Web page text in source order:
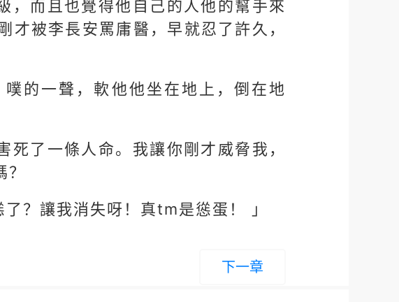
，而且也覺得他自己的人他的幫手來
被李長安罵庸醫，早就忍了許久，
的一聲，軟他他坐在地上，倒在地
死了一條人命。我讓你剛才威脅我，
？讓我消失呀！真tm是慫蛋！ 」
下一章